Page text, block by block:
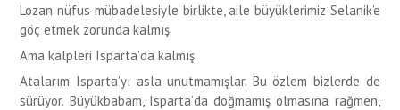
Lozan nüfus mübadelesiyle birlikte, aile büyüklerimiz Selanik’e
göç etmek zorunda kalmış.
Ama kalpleri Isparta’da kalmış.
Atalarım Isparta’yı asla unutmamışlar. Bu özlem bizlerde de
sürüyor. Büyükbabam, Isparta’da doğmamış olmasına rağmen,